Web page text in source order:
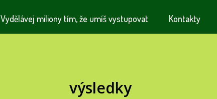
Vydělávej miliony tím, že umíš vystupovat Kontakty
výsledky